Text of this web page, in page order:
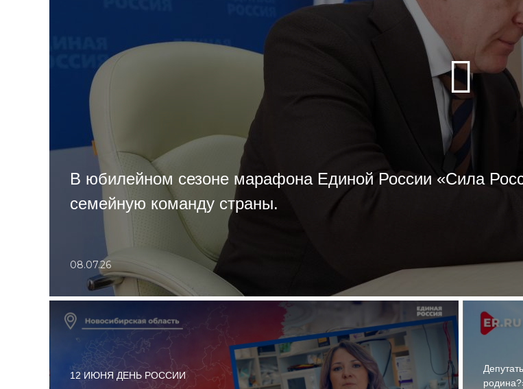
В юбилейном сезоне марафона Единой России «Сила
семейную команду страны.
08.07.26
12 ИЮНЯ ДЕНЬ РОССИИ